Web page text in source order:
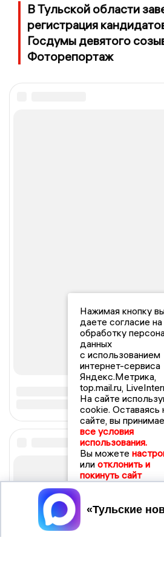
В Тульской области
регистрация
Госдумы девятого
Фоторепортаж
Нажимая кнопку
даете согласие на
обработку
данных
с использованием
интернет-сервиса
Яндекс.Метрика,
top.mail.ru,
На сайте
cookie. Оставаясь
сайте, вы
все условия
использования.
Вы можете
или отклонить и
покинуть сайт
Принять